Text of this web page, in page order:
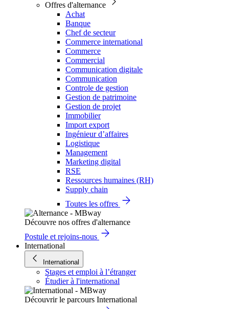
Offres d'alternance
Achat
Banque
Chef de secteur
Commerce international
Commerce
Commercial
Communication digitale
Communication
Controle de gestion
Gestion de patrimoine
Gestion de projet
Immobilier
Import export
Ingénieur d’affaires
Logistique
Management
Marketing digital
RSE
Ressources humaines (RH)
Supply chain
Toutes les offres
Découvre nos offres d'alternance
Postule et rejoins-nous
International
International
Stages et emploi à l’étranger
Étudier à l'international
Découvrir le parcours International